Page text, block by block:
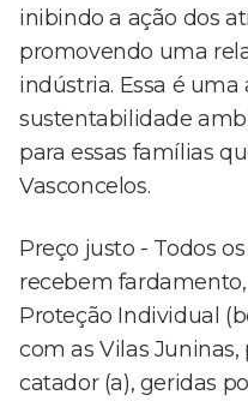
inibindo a ação dos
promovendo uma
indústria. Essa é
sustentabilidade
para essas famílias
Vasconcelos.
Preço justo - Todos
recebem
Proteção Individual
com as Vilas
catador (a), geridas